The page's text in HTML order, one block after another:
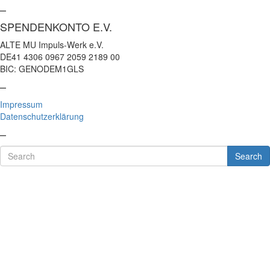
–
SPENDENKONTO E.V.
ALTE MU Impuls-Werk e.V.
DE41 4306 0967 2059 2189 00
BIC: GENODEM1GLS
–
Impressum
Datenschutzerklärung
–
Search